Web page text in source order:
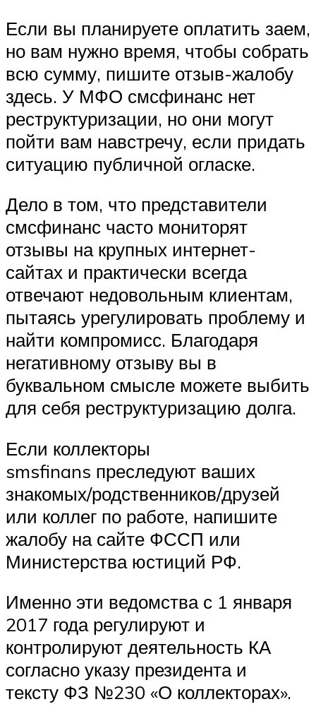
Если вы планируете оплатить заем,
но вам нужно время, чтобы собрать
всю сумму, пишите отзыв-жалобу
здесь. У МФО смсфинанс нет
реструктуризации, но они могут
пойти вам навстречу, если придать
ситуацию публичной огласке.
Дело в том, что представители
смсфинанс часто мониторят
отзывы на крупных интернет-
сайтах и практически всегда
отвечают недовольным клиентам,
пытаясь урегулировать проблему и
найти компромисс. Благодаря
негативному отзыву вы в
буквальном смысле можете выбить
для себя реструктуризацию долга.
Если коллекторы
smsfinans преследуют ваших
знакомых/родственников/друзей
или коллег по работе, напишите
жалобу на сайте ФССП или
Министерства юстиций РФ.
Именно эти ведомства с 1 января
2017 года регулируют и
контролируют деятельность КА
согласно указу президента и
тексту ФЗ №230 «О коллекторах».